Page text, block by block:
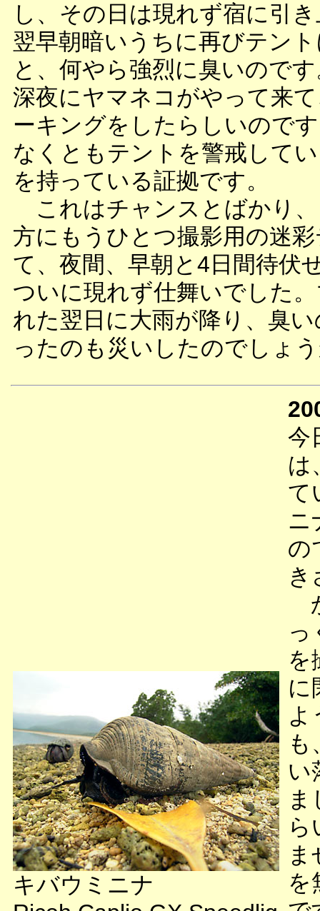
し、その日は現れず宿に引
翌早朝暗いうちに再びテン
と、何やら強烈に臭いので
深夜にヤマネコがやって来
ーキングをしたらしいので
なくともテントを警戒して
を持っている証拠です。
これはチャンスとばかり
方にもうひとつ撮影用の迷
て、夜間、早朝と4日間待伏
ついに現れず仕舞いでした
れた翌日に大雨が降り、臭
ったのも災いしたのでしょ
キバウミニナ
今
は
て
ニ
の
き
っ
を
に
よ
い
ら
を